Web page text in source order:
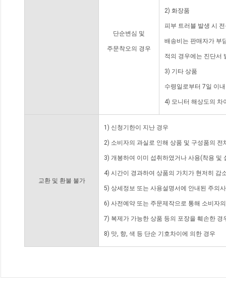
단순변심 및
주문착오의 경우
2) 화장품
피부 트러블 발생 시
배송비는 판매자가 부
적의 경우에는 진단서
3) 기타 상품
수령일로부터 7일 이
4) 모니터 해상도의 차
교환 및 환불 불가
1) 신청기한이 지난 경우
2) 소비자의 과실로 인해 상품 및 구성품의
3) 개봉하여 이미 섭취하였거나 사용(착용 및
4) 시간이 경과하여 상품의 가치가 현저히 감
5) 상세정보 또는 사용설명서에 안내된 주의
6) 사전예약 또는 주문제작으로 통해 소비자
7) 복제가 가능한 상품 등의 포장을 훼손한 경
8) 맛, 향, 색 등 단순 기호차이에 의한 경우